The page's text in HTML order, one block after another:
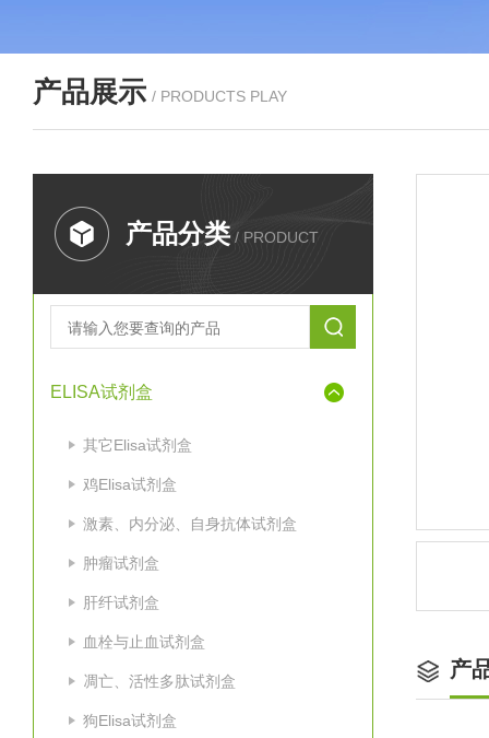
产品展示 / PRODUCTS PLAY
产品分类 / PRODUCT
ELISA试剂盒
其它Elisa试剂盒
鸡Elisa试剂盒
激素、内分泌、自身抗体试剂盒
肿瘤试剂盒
肝纤试剂盒
血栓与止血试剂盒
凋亡、活性多肽试剂盒
狗Elisa试剂盒
产